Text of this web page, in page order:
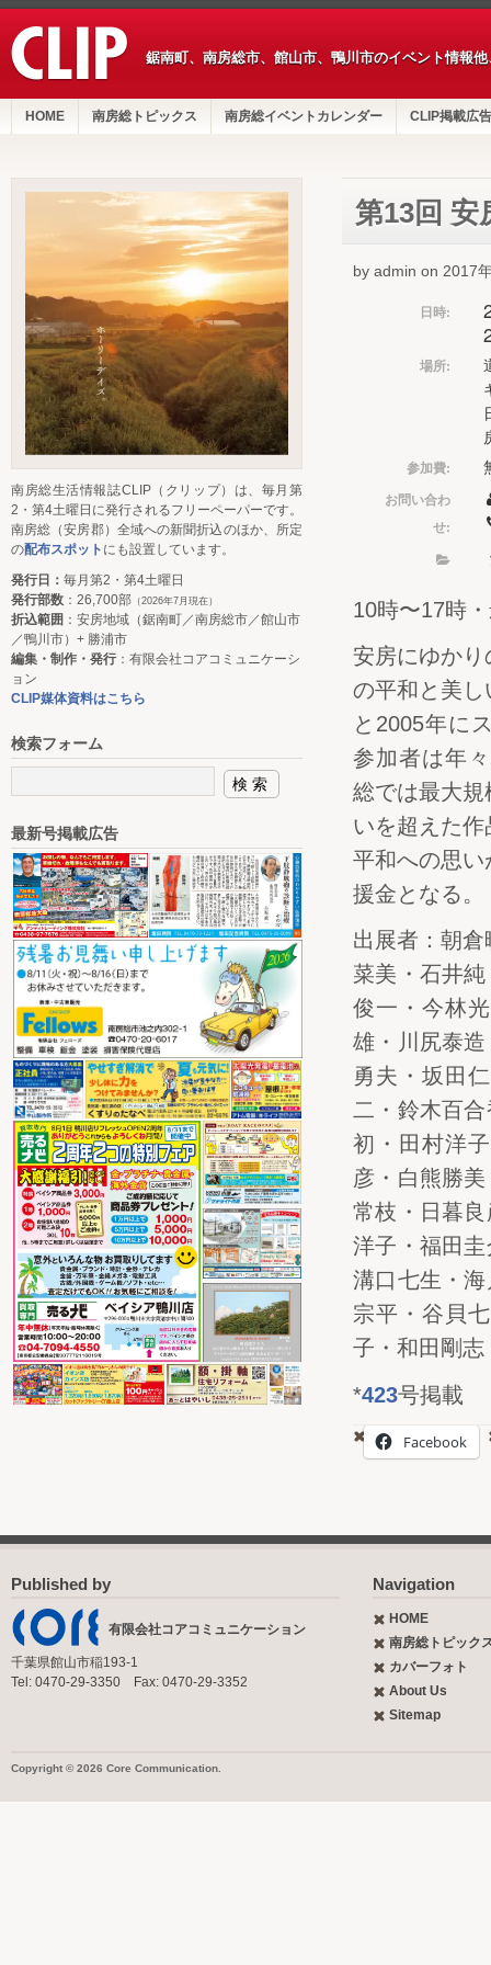
鋸南町、南房総市、館山市、鴨川市のイベント情報
HOME 南房総トピックス 南房総イベントカレンダー CLIP掲載広告
第13回 安
by admin on 2017
日時:
場所:
参加費:
お問い合わ
せ:
10時〜17時
安房にゆか
の平和と美
と2005年に
参加者は年
総では最大
いを超えた
平和への思
援金となる。
出展者：朝
菜美・石井
俊一・今林
雄・川尻泰
勇夫・坂田
二・鈴木百
初・田村洋
彦・白熊勝
常枝・日暮
洋子・福田
溝口七生・
宗平・谷貝
子・和田剛志
*423号掲載
Facebook
南房総生活情報誌CLIP（クリップ）は、毎月第
2・第4土曜日に発行されるフリーペーパーです。
南房総（安房郡）全域への新聞折込のほか、所定
の配布スポット にも設置しています。
発行日： 毎月第2・第4土曜日
発行部数 ：26,700部 （2026年7月現在）
折込範囲 ：安房地域（鋸南町／南房総市／館山市
／鴨川市）+ 勝浦市
編集・制作・発行：有限会社コアコミュニケーシ
ョン
CLIP媒体資料はこちら
検索フォーム
最新号掲載広告
Published by
有限会社コアコミュニケーション
千葉県館山市稲193-1
Tel: 0470-29-3350 Fax: 0470-29-3352
Navigation
HOME
南房総トピック
カバーフォト
About Us
Sitemap
Copyright © 2026 Core Communication.